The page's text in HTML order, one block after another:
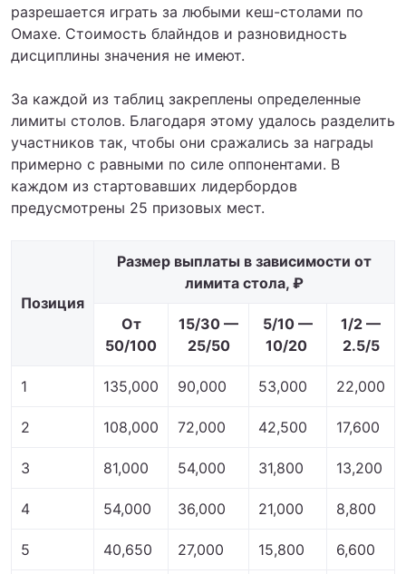
разрешается играть за любыми кеш-столами по
Омахе. Стоимость блайндов и разновидность
дисциплины значения не имеют.
За каждой из таблиц закреплены определенные
лимиты столов. Благодаря этому удалось разделить
участников так, чтобы они сражались за награды
примерно с равными по силе оппонентами. В
каждом из стартовавших лидербордов
предусмотрены 25 призовых мест.
Позиция
Размер выплаты в зависимости от
лимита стола, ₽
От
50/100
15/30 —
25/50
5/10 —
10/20
1/2 —
2.5/5
1 135,000 90,000 53,000 22,000
2 108,000 72,000 42,500 17,600
3 81,000 54,000 31,800 13,200
4 54,000 36,000 21,000 8,800
5 40,650 27,000 15,800 6,600